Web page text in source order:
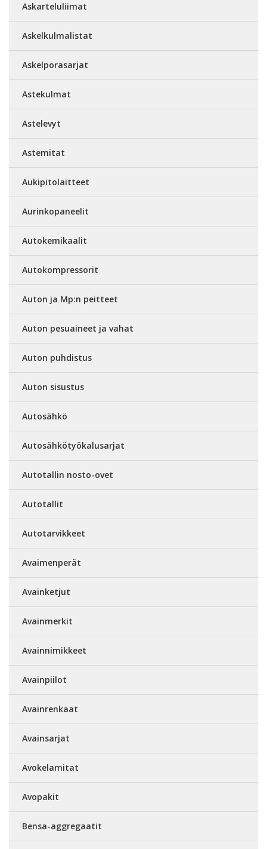
Askarteluliimat
Askelkulmalistat
Askelporasarjat
Astekulmat
Astelevyt
Astemitat
Aukipitolaitteet
Aurinkopaneelit
Autokemikaalit
Autokompressorit
Auton ja Mp:n peitteet
Auton pesuaineet ja vahat
Auton puhdistus
Auton sisustus
Autosähkö
Autosähkötyökalusarjat
Autotallin nosto-ovet
Autotallit
Autotarvikkeet
Avaimenperät
Avainketjut
Avainmerkit
Avainnimikkeet
Avainpiilot
Avainrenkaat
Avainsarjat
Avokelamitat
Avopakit
Bensa-aggregaatit